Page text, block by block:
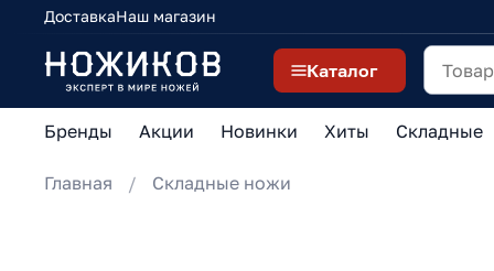
ДоставкаНаш магазин
Каталог
Бренды Акции Новинки Хиты Складные
Главная Складные ножи